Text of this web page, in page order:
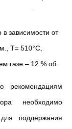
зависимости от
T= 510°C,
газе – 12 % об.
рекомендациям
необходимо
поддержания